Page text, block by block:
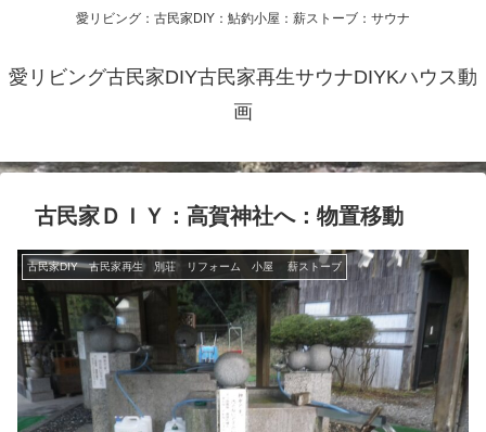
愛リビング：古民家DIY：鮎釣小屋：薪ストーブ：サウナ
愛リビング古民家DIY古民家再生サウナDIYKハウス動
画
古民家ＤＩＹ：高賀神社へ：物置移動
古民家DIY 古民家再生 別荘 リフォーム 小屋 薪ストーブ